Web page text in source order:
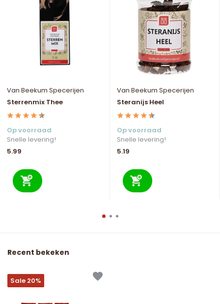
Van Beekum Specerijen
Sterrenmix Thee
Op voorraad
Snelle levering!
5.99
Van Beekum Specerijen
Steranijs Heel
Op voorraad
Snelle levering!
5.19
Recent bekeken
Sale 20%